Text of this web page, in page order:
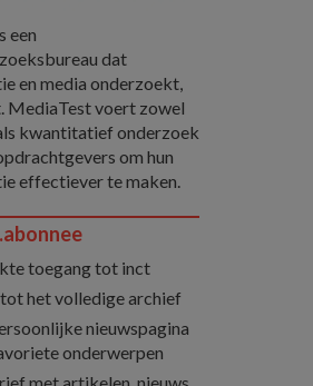
een
dat
en media onderzoekt,
MediaTest voert zowel
kwantitatief onderzoek
om hun
effectiever te maken.
toegang tot inct
het volledige archief
nieuwspagina
onderwerpen